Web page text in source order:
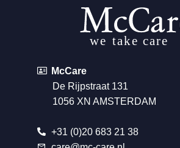
McCare
De Rijpstraat 131
1056 XN AMSTERDAM
+31 (0)20 683 21 38